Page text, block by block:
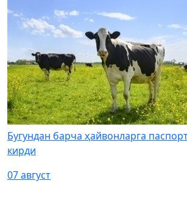
Бугундан барча ҳайвонларга
кирди
07 август